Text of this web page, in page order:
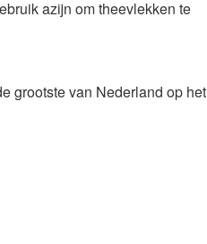
azijn om theevlekken te
grootste van Nederland op het